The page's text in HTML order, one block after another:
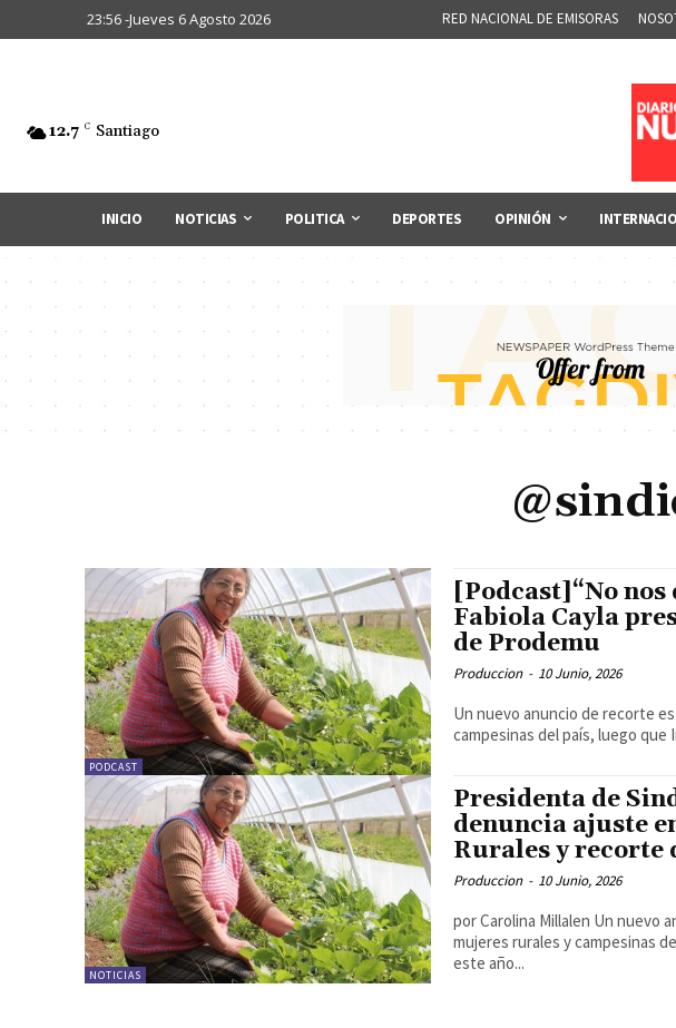
23:56 -Jueves 6 Agosto 2026 RED NACIONAL DE EMISORAS
12.7 C Santiago
INICIO NOTICIAS POLITICA DEPORTES OPINIÓN
PODCAST
[Podcast]“No
Fabiola Cayla
de Prodemu
Produccion - 10 Junio, 2026
Un nuevo anuncio de recorte
campesinas del país, luego que
NOTICIAS
Presidenta de
denuncia ajuste
Rurales y recorte
Produccion - 10 Junio, 2026
por Carolina Millalen Un nuevo
mujeres rurales y campesinas
este año...